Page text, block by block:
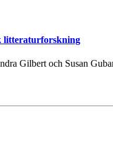
litteraturforskning
Gilbert och Susan